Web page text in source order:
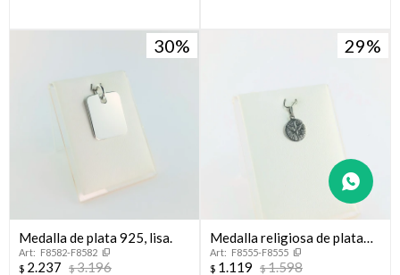
30
Medalla de plata 925, lisa.
F8582-F8582
$ 2.237 $3.196
29
Medalla religiosa de plata
925. Espíritu Santo
F8555-F8555
$ 1.119 $1.598